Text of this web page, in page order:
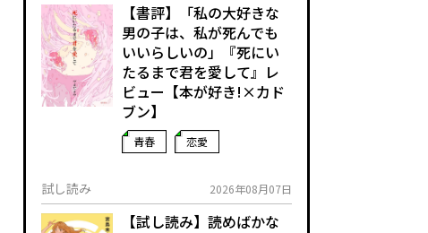
【書評】「私の大好きな
男の子は、私が死んでも
いいらしいの」――『死にい
たるまで君を愛して』レ
ビュー【本が好き!×カド
ブン】
青春 恋愛
試し読み 2026年08月07日
【試し読み】読めばかな